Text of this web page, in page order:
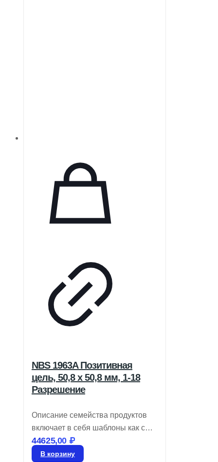
NBS 1963A Позитивная
цель, 50,8 x 50,8 мм, 1-18
Разрешение
Описание семейства продуктов
включает в себя шаблоны как с
положительными, так и с
отрицательными изображениями,
44625,00 ₽
В корзину